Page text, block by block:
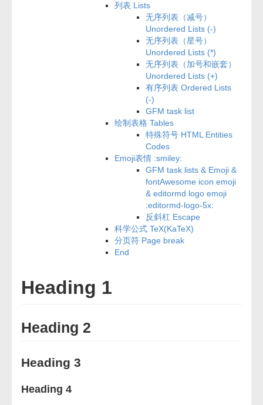
列表 Lists
无序列表（减号）
Unordered Lists (-)
无序列表（星号）
Unordered Lists (*)
无序列表（加号和嵌套）
Unordered Lists (+)
有序列表 Ordered Lists
(-)
GFM task list
绘制表格 Tables
特殊符号 HTML Entities
Codes
Emoji表情 :smiley:
GFM task lists & Emoji &
fontAwesome icon emoji
& editormd logo emoji
:editormd-logo-5x:
反斜杠 Escape
科学公式 TeX(KaTeX)
分页符 Page break
End
Heading 1
Heading 2
Heading 3
Heading 4